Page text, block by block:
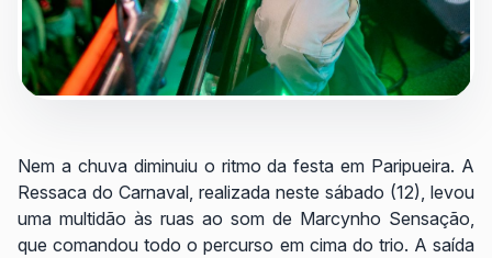
Nem a chuva diminuiu o ritmo da festa em Paripueira. A
Ressaca do Carnaval, realizada neste sábado (12), levou
uma multidão às ruas ao som de Marcynho Sensação,
que comandou todo o percurso em cima do trio. A saída